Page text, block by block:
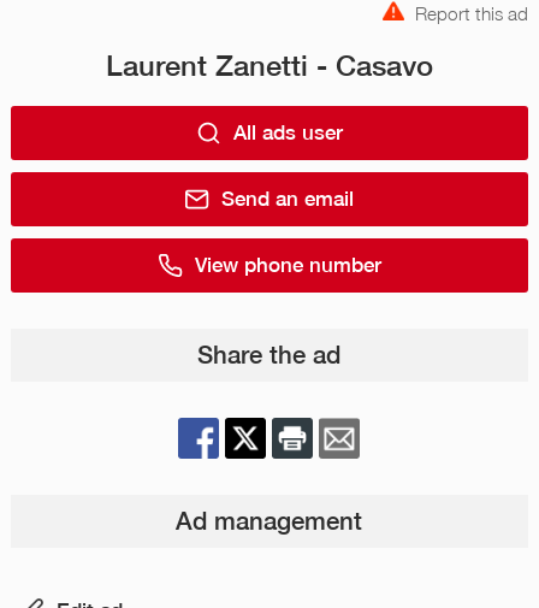
Report this ad
Laurent Zanetti - Casavo
All ads user
Send an email
View phone number
Share the ad
Ad management